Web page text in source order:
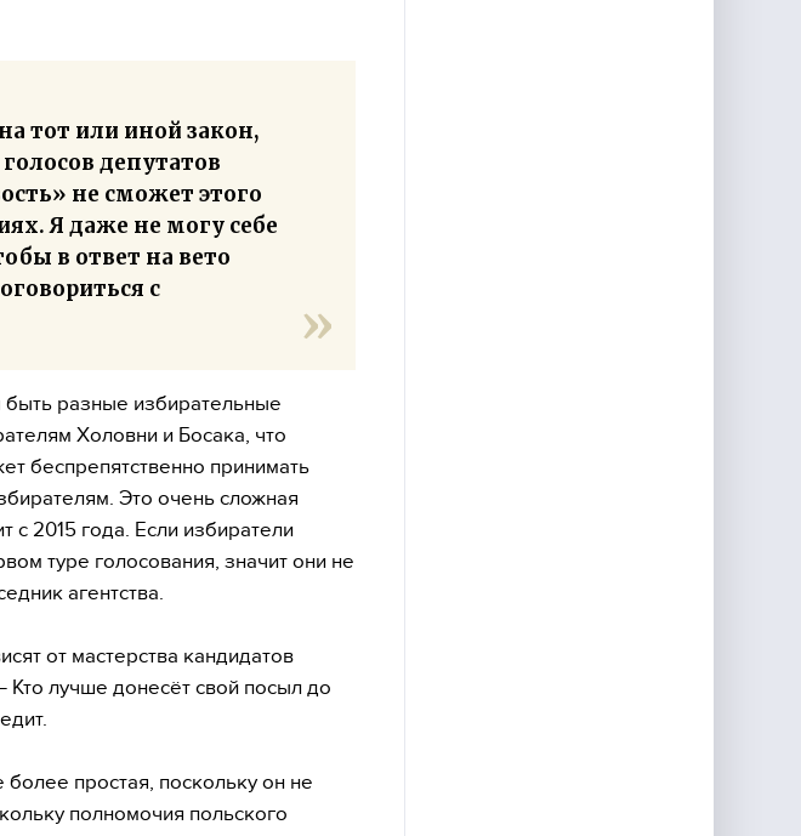
тот или иной закон,
депутатов
не сможет этого
Я даже не могу себе
в ответ на вето
с
разные избирательные
Холовни и Босака, что
беспрепятственно принимать
Это очень сложная
с 2015 года. Если избиратели
туре голосования, значит они не
агентства.
от мастерства кандидатов
Кто лучше донесёт свой посыл до
простая, поскольку он не
полномочия польского